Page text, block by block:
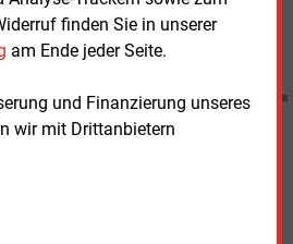
finden Sie in unserer
am Ende jeder Seite.
und Finanzierung unseres
wir mit Drittanbietern
Summe Industrieunternehmen in
gespart hat.
diese und
lesen?